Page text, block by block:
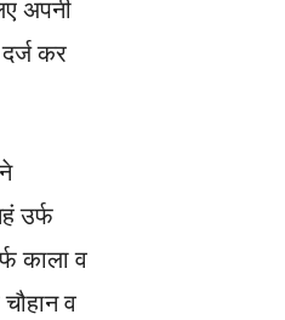
अपनी
कर
उर्फ
काला व
व